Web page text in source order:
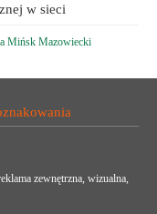
w sieci
zewnętrzna, wizualna,